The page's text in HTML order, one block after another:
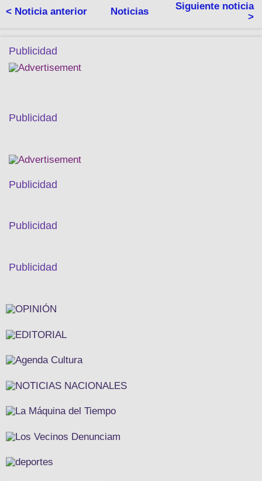
< Noticia anterior Noticias
Siguiente noticia
>
Publicidad
Publicidad
Publicidad
Publicidad
Publicidad